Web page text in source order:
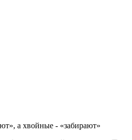
а хвойные - «забирают»